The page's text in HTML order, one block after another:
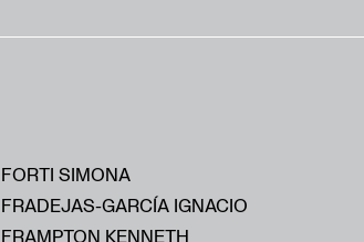
FORTI SIMONA
FRADEJAS-GARCÍA IGNACIO
FRAMPTON KENNETH